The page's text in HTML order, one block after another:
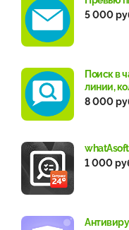
5 000
Поиск в
линии,
8 000
1 000